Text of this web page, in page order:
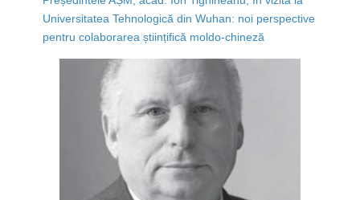
Universitatea Tehnologică din Wuhan: noi perspective
pentru colaborarea științifică moldo-chineză